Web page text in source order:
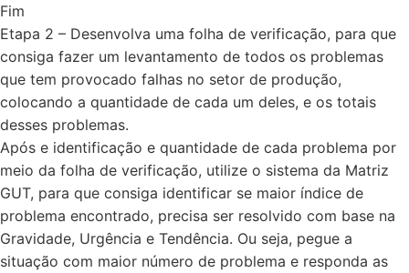
Fim
Etapa 2 – Desenvolva uma folha de verificação, para que
consiga fazer um levantamento de todos os problemas
que tem provocado falhas no setor de produção,
colocando a quantidade de cada um deles, e os totais
desses problemas.
Após e identificação e quantidade de cada problema por
meio da folha de verificação, utilize o sistema da Matriz
GUT, para que consiga identificar se maior índice de
problema encontrado, precisa ser resolvido com base na
Gravidade, Urgência e Tendência. Ou seja, pegue a
situação com maior número de problema e responda as